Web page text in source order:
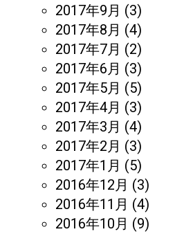
2017年9月 (3)
2017年8月 (4)
2017年7月 (2)
2017年6月 (3)
2017年5月 (5)
2017年4月 (3)
2017年3月 (4)
2017年2月 (3)
2017年1月 (5)
2016年12月 (3)
2016年11月 (4)
2016年10月 (9)